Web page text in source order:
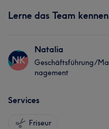
Lerne das Team kennen
NK
Natalia
Geschäftsführung/Ma
nagement
Services
Friseur